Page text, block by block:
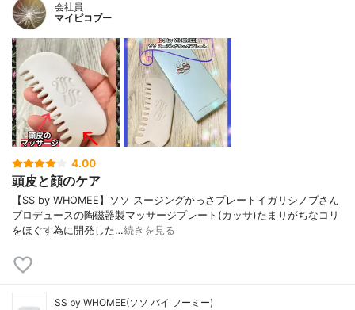
会社員
マイピコブー
4.00
頭皮と顔のケア
【SS by WHOMEE】ソソ スージングかっさプレートイガリシノブさん
プロデュースの陶磁器製マッサージプレート(カッサ)たまりがちなコリ
をほぐす為に開発した…続きを見る
SS by WHOMEE(ソソ バイ フーミー)